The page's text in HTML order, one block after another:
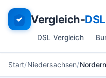
Vergleich-DSL
DSL Vergleich
Start Niedersachsen